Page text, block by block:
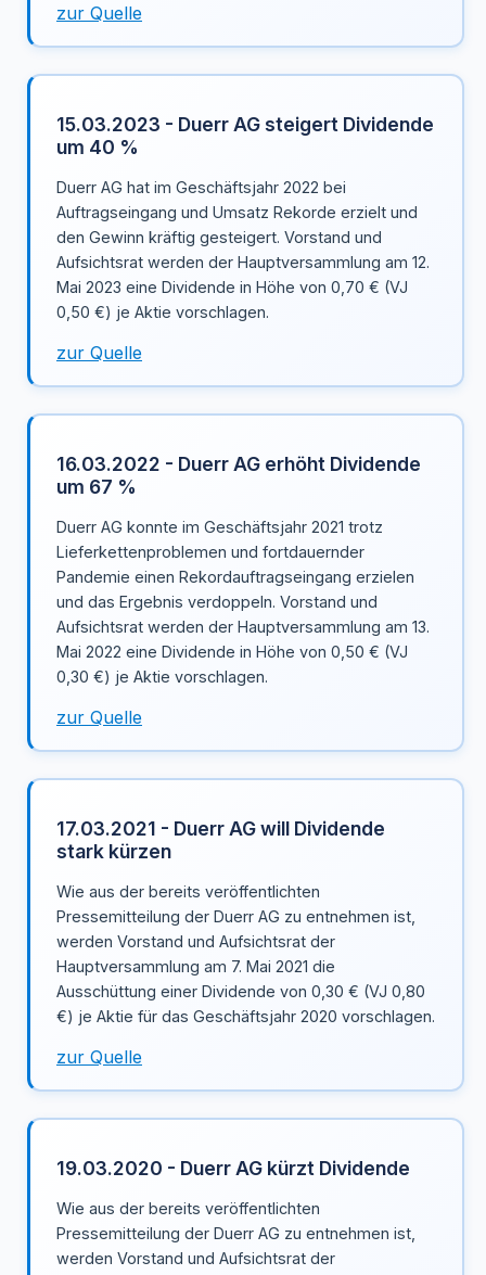
zur Quelle
15.03.2023 - Duerr AG steigert Dividende
um 40 %
Duerr AG hat im Geschäftsjahr 2022 bei
Auftragseingang und Umsatz Rekorde erzielt und
den Gewinn kräftig gesteigert. Vorstand und
Aufsichtsrat werden der Hauptversammlung am 12.
Mai 2023 eine Dividende in Höhe von 0,70 € (VJ
0,50 €) je Aktie vorschlagen.
zur Quelle
16.03.2022 - Duerr AG erhöht Dividende
um 67 %
Duerr AG konnte im Geschäftsjahr 2021 trotz
Lieferkettenproblemen und fortdauernder
Pandemie einen Rekordauftragseingang erzielen
und das Ergebnis verdoppeln. Vorstand und
Aufsichtsrat werden der Hauptversammlung am 13.
Mai 2022 eine Dividende in Höhe von 0,50 € (VJ
0,30 €) je Aktie vorschlagen.
zur Quelle
17.03.2021 - Duerr AG will Dividende
stark kürzen
Wie aus der bereits veröffentlichten
Pressemitteilung der Duerr AG zu entnehmen ist,
werden Vorstand und Aufsichtsrat der
Hauptversammlung am 7. Mai 2021 die
Ausschüttung einer Dividende von 0,30 € (VJ 0,80
€) je Aktie für das Geschäftsjahr 2020 vorschlagen.
zur Quelle
19.03.2020 - Duerr AG kürzt Dividende
Wie aus der bereits veröffentlichten
Pressemitteilung der Duerr AG zu entnehmen ist,
werden Vorstand und Aufsichtsrat der